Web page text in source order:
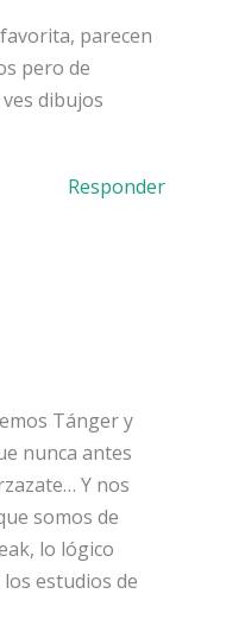
parecen
pero de
dibujos
Responder
Tánger y
nunca antes
Y nos
somos de
lo lógico
estudios de